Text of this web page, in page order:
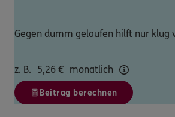
Gegen dumm gelaufen hilft nur klug
z. B. 5,26 € monatlich
Beitrag berechnen